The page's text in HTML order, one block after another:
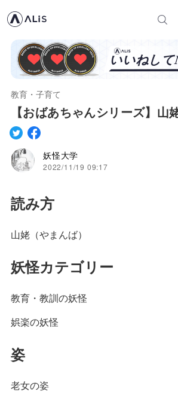
教育・子育て
【おばあちゃんシリーズ】山
妖怪大学
2022/11/19 09:17
読み方
山姥（やまんば）
妖怪カテゴリー
教育・教訓の妖怪
娯楽の妖怪
姿
老女の姿